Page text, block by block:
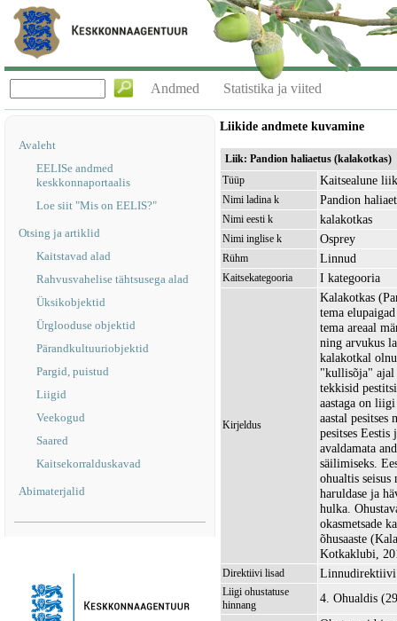
Andmed Statistika ja viited
Avaleht
EELISe andmed
keskkonnaportaalis
Loe siit "Mis on EELIS?"
Otsing ja artiklid
Kaitstavad alad
Rahvusvahelise tähtsusega alad
Üksikobjektid
Ürglooduse objektid
Pärandkultuuriobjektid
Pargid, puistud
Liigid
Veekogud
Saared
Kaitsekorralduskavad
Abimaterjalid
Liikide andmete kuvamine
Liik: Pandion haliaetus (kalakotkas)
Tüüp
Kaitsealune liik
Nimi ladina k Pandion
Nimi eesti k kalakotkas
Nimi inglise k Osprey
Rühm Linnud
Kaitsekategooria I kategooria
Kirjeldus
Kalakotkas
tema
tema areaal
ning arvukus
kalakotkal
"kullisõja" ajal
tekkisid
aastaga on
aastal pesitses
pesitses
avaldamata
säilimiseks.
ohualtis seisus
haruldase ja
hulka.
okasmetsade
õhusaaste
Kotkaklubi,
Direktiivi lisad
Liigi ohustatuse
hinnang
4. Ohualdis